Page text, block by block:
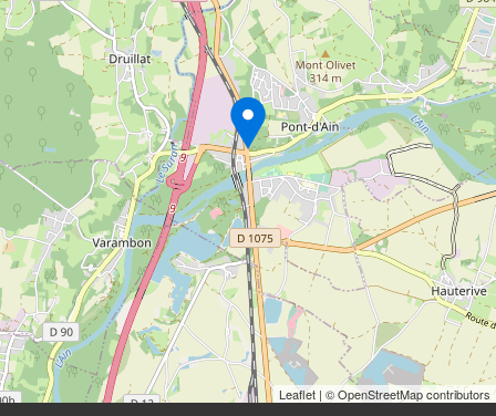
Leaflet | © OpenStreetMap contributors